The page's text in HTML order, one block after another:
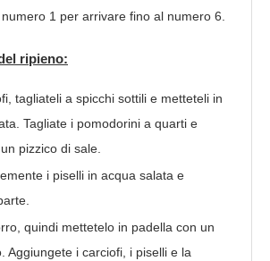
1 per arrivare fino al numero 6.
ripieno:
tagliateli a spicchi sottili e metteteli in
Tagliate i pomodorini a quarti e
pizzico di sale.
i piselli in acqua salata e
quindi mettetelo in padella con un
Aggiungete i carciofi, i piselli e la